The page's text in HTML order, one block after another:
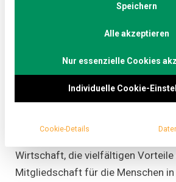
im
Tour
In einer neuen Folge von
Wirtschaft, die vielfältigen Vorteile
Mitgliedschaft für die Menschen
Speichern
Alle akzeptieren
Nur essenzielle Cookies
Individuelle Cookie-
Cookie-Details